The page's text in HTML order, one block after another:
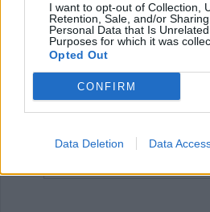
I want to opt-out of Collection,
Retention, Sale, and/or
Personal Data that Is
Purposes for which it was
Opted Out
CONFIRM
Data Deletion Data